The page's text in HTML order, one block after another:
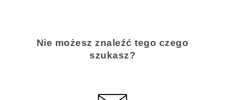
Nie możesz znaleźć tego czego
szukasz?